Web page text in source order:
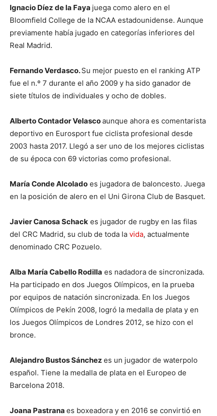
Ignacio Díez de la Faya juega como alero en el
Bloomfield College de la NCAA estadounidense. Aunque
previamente había jugado en categorías inferiores del
Real Madrid.
Fernando Verdasco.Su mejor puesto en el ranking ATP
fue el n.º 7 durante el año 2009 y ha sido ganador de
siete títulos de individuales y ocho de dobles.
Alberto Contador Velascoaunque ahora es comentarista
deportivo en Eurosport fue ciclista profesional desde
2003 hasta 2017. Llegó a ser uno de los mejores ciclistas
de su época con 69 victorias como profesional.
María Conde Alcolado es jugadora de baloncesto. Juega
en la posición de alero en el Uni Girona Club de Basquet.
Javier Canosa Schack es jugador de rugby en las filas
del CRC Madrid, su club de toda la vida, actualmente
denominado CRC Pozuelo.
Alba María Cabello Rodilla es nadadora de sincronizada.
Ha participado en dos Juegos Olímpicos, en la prueba
por equipos de natación sincronizada. En los Juegos
Olímpicos de Pekín 2008, logró la medalla de plata y en
los Juegos Olímpicos de Londres 2012, se hizo con el
bronce.
Alejandro Bustos Sánchez es un jugador de waterpolo
español. Tiene la medalla de plata en el Europeo de
Barcelona 2018.
Joana Pastrana es boxeadora y en 2016 se convirtió en